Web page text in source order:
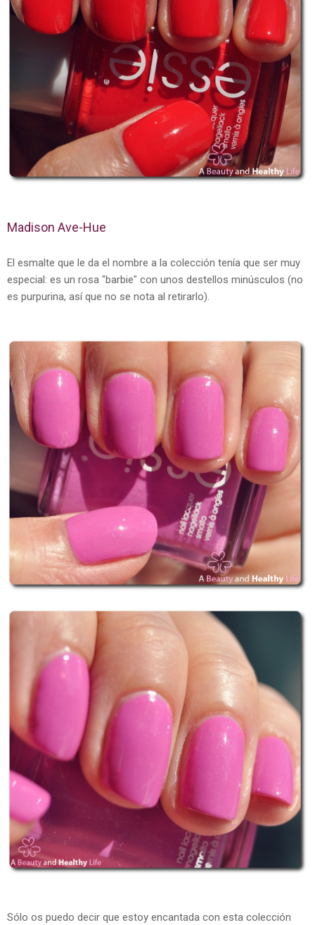
Madison Ave-Hue
El esmalte que le da el nombre a la colección tenía que ser muy
especial: es un rosa "barbie" con unos destellos minúsculos (no
es purpurina, así que no se nota al retirarlo).
Sólo os puedo decir que estoy encantada con esta colección